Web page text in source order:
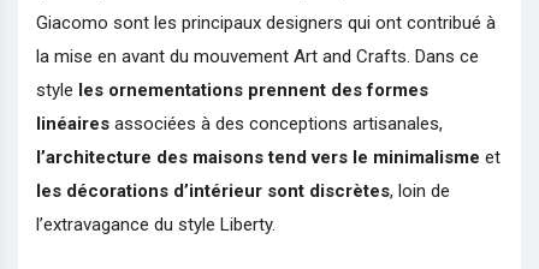
Giacomo sont les principaux designers qui ont contribué à
la mise en avant du mouvement Art and Crafts. Dans ce
style les ornementations prennent des formes
linéaires associées à des conceptions artisanales,
l’architecture des maisons tend vers le minimalisme et
les décorations d’intérieur sont discrètes, loin de
l’extravagance du style Liberty.